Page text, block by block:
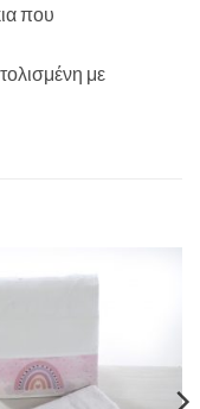
που
με